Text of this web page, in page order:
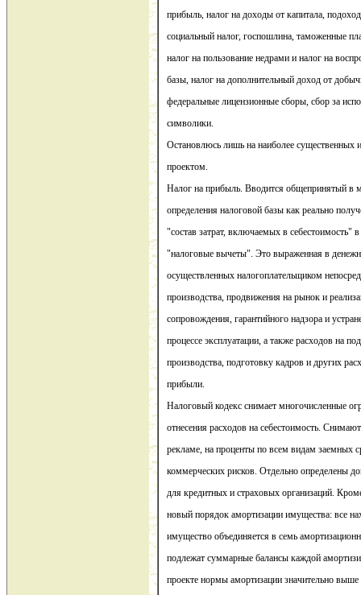
прибыль, налог на доходы от капитала,
социальный налог, госпошлина, таможенные
налог на пользование недрами и налог на
базы, налог на дополнительный доход от
федеральные лицензионные сборы, сбор за
символики.
Остановлюсь лишь на наиболее существенных
проектом.
Налог на прибыль. Вводится общепринятый в
определения налоговой базы как реально
"состав затрат, включаемых в себестоимость"
"налоговые вычеты". Это выраженная в
осуществленных налогоплательщиком
производства, продвижения на рынок и
сопровождения, гарантийного надзора и
процессе эксплуатации, а также расходов на
производства, подготовку кадров и других
прибыли.
Налоговый кодекс снимает многочисленные
отнесения расходов на себестоимость.
рекламе, на проценты по всем видам заемных
коммерческих рисков. Отдельно определены
для кредитных и страховых организаций.
новый порядок амортизации имущества: все
имущество объединяется в семь
подлежат суммарные балансы каждой
проекте нормы амортизации значительно